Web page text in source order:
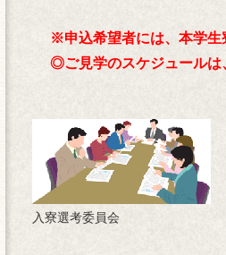
※申込希望者には、本学生
◎ご見学のスケジュールは
入寮選考委員会